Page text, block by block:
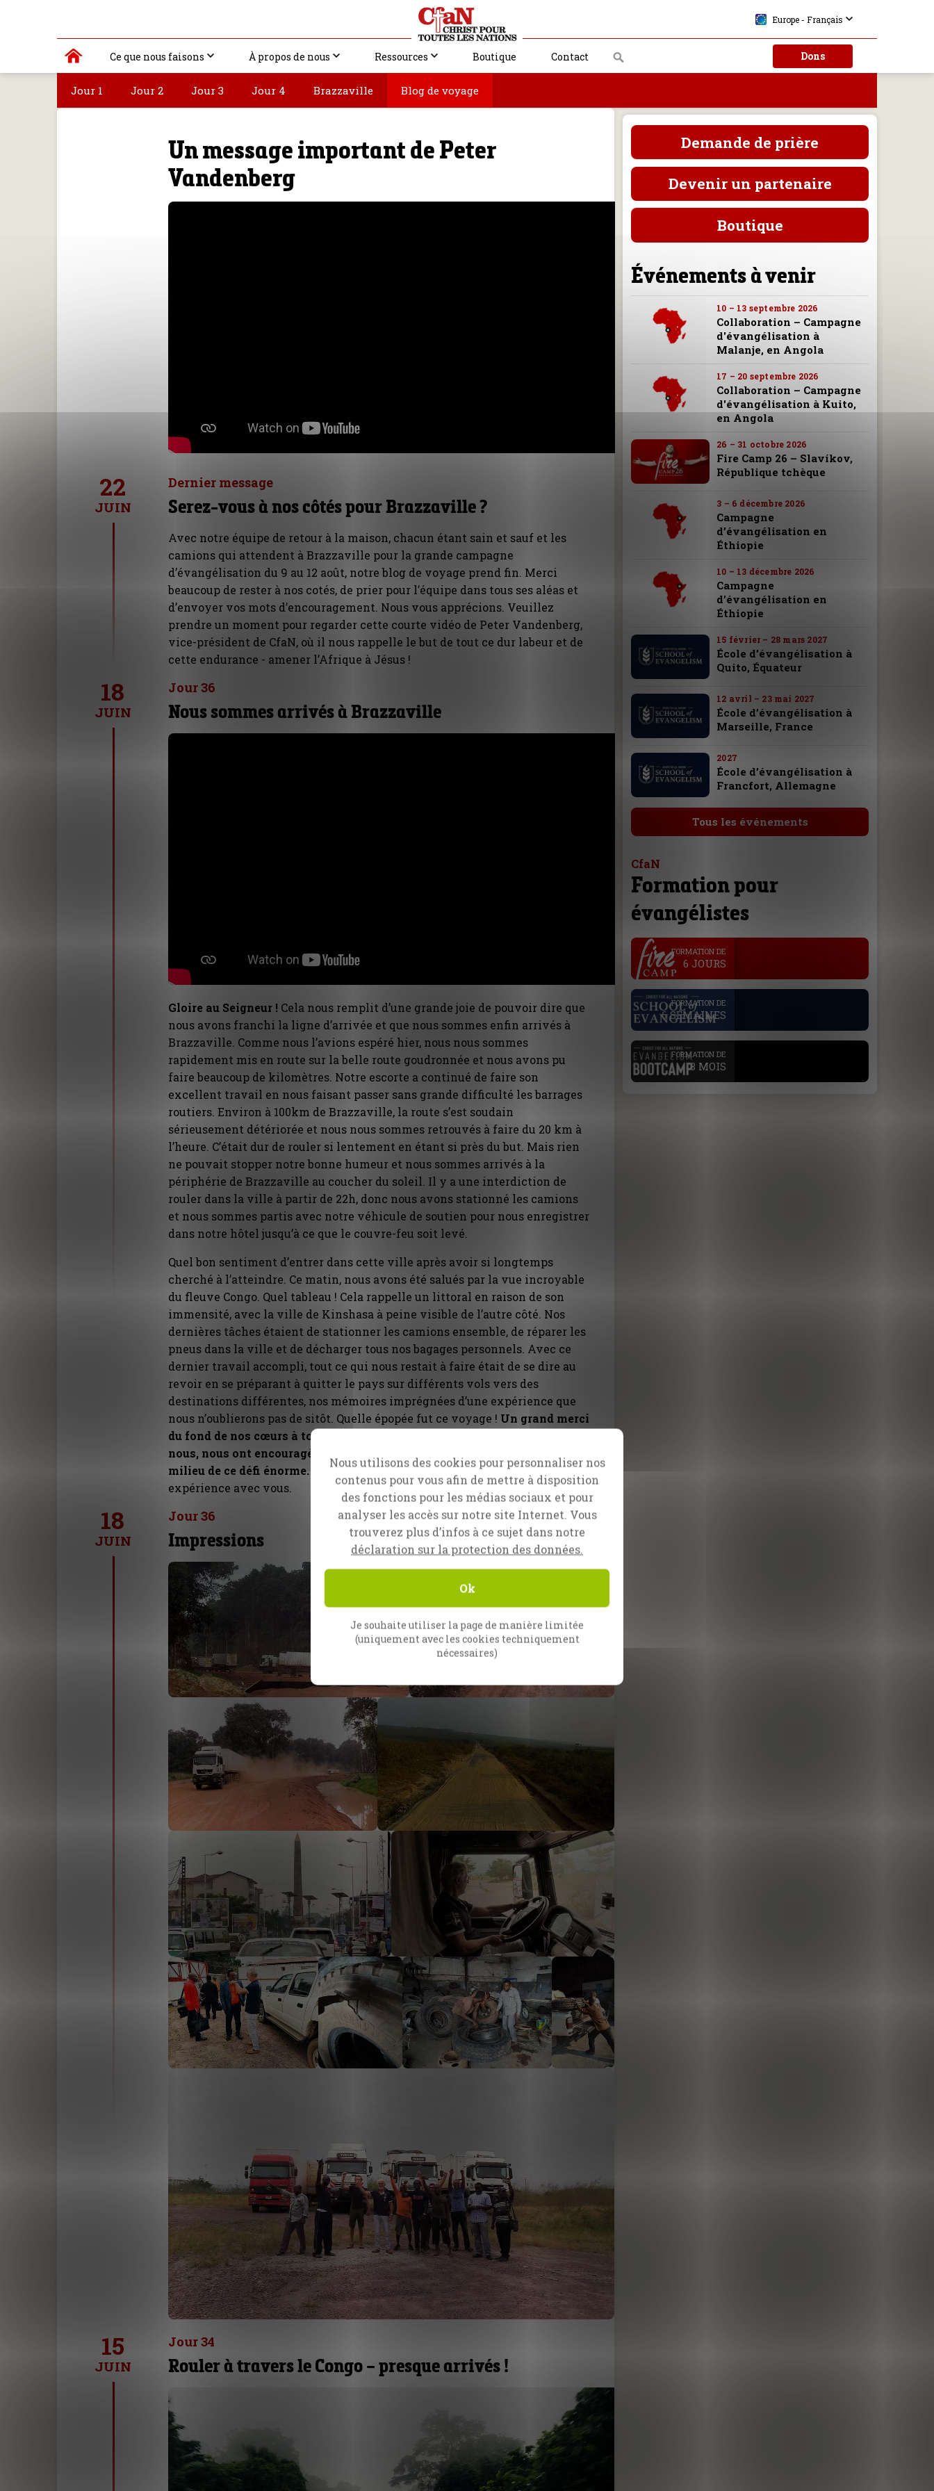
Ce que nous faisons À propos de nous Ressources Boutique Contact Dons
Europe - Français
Jour 1 Jour 2 Jour 3 Jour 4 Brazzaville Blog de voyage
Un message important de Peter
Vandenberg
22
JUIN
Dernier message
Serez-vous à nos côtés pour Brazzaville ?
Avec notre équipe de retour à la maison, chacun étant sain et sauf et les
camions qui attendent à Brazzaville pour la grande campagne
d’évangélisation du 9 au 12 août, notre blog de voyage prend fin. Merci
beaucoup de rester à nos cotés, de prier pour l’équipe dans tous ses aléas et
d’envoyer vos mots d’encouragement. Nous vous apprécions. Veuillez
prendre un moment pour regarder cette courte vidéo de Peter Vandenberg,
vice-président de CfaN, où il nous rappelle le but de tout ce dur labeur et de
cette endurance - amener l’Afrique à Jésus !
18
JUIN
Jour 36
Nous sommes arrivés à Brazzaville
Gloire au Seigneur ! Cela nous remplit d’une grande joie de pouvoir dire que
nous avons franchi la ligne d’arrivée et que nous sommes enfin arrivés à
Brazzaville. Comme nous l’avions espéré hier, nous nous sommes
rapidement mis en route sur la belle route goudronnée et nous avons pu
faire beaucoup de kilomètres. Notre escorte a continué de faire son
excellent travail en nous faisant passer sans grande difficulté les barrages
routiers. Environ à 100km de Brazzaville, la route s’est soudain
sérieusement détériorée et nous nous sommes retrouvés à faire du 20 km à
l’heure. C’était dur de rouler si lentement en étant si près du but. Mais rien
ne pouvait stopper notre bonne humeur et nous sommes arrivés à la
périphérie de Brazzaville au coucher du soleil. Il y a une interdiction de
rouler dans la ville à partir de 22h, donc nous avons stationné les camions
et nous sommes partis avec notre véhicule de soutien pour nous enregistrer
dans notre hôtel jusqu’à ce que le couvre-feu soit levé.
Quel bon sentiment d’entrer dans cette ville après avoir si longtemps
cherché à l’atteindre. Ce matin, nous avons été salués par la vue incroyable
du fleuve Congo. Quel tableau ! Cela rappelle un littoral en raison de son
immensité, avec la ville de Kinshasa à peine visible de l’autre côté. Nos
dernières tâches étaient de stationner les camions ensemble, de réparer les
pneus dans la ville et de décharger tous nos bagages personnels. Avec ce
dernier travail accompli, tout ce qui nous restait à faire était de se dire au
revoir en se préparant à quitter le pays sur différents vols vers des
destinations différentes, nos mémoires imprégnées d’une expérience que
nous n’oublierons pas de sitôt. Quelle épopée fut ce voyage ! Un grand merci
du fond de nos cœurs à tous nos partenaires précieux qui ont prié pour
nous, nous ont encouragés et nous ont donné la force de continuer au
milieu de ce défi énorme. Cela a été un privilège de partager cette
expérience avec vous.
18
JUIN
Jour 36
Impressions
15
JUIN
Jour 34
Rouler à travers le Congo – presque arrivés !
Demande de prière
Devenir un partenaire
Boutique
Événements à venir
10 – 13 septembre 2026
Collaboration – Campagne
d'évangélisation à
Malanje, en Angola
17 – 20 septembre 2026
Collaboration – Campagne
d'évangélisation à Kuito,
en Angola
26 – 31 octobre 2026
Fire Camp 26 – Slavíkov,
République tchèque
3 – 6 décembre 2026
Campagne
d’évangélisation en
Éthiopie
10 – 13 décembre 2026
Campagne
d’évangélisation en
Éthiopie
15 février – 28 mars 2027
École d’évangélisation à
Quito, Équateur
12 avril – 23 mai 2027
École d’évangélisation à
Marseille, France
2027
École d’évangélisation à
Francfort, Allemagne
Tous les événements
CfaN
Formation pour
évangélistes
FORMATION DE
6 JOURS
FORMATION DE
6 SEMAINES
FORMATION DE
3 MOIS
Nous utilisons des cookies pour personnaliser nos
contenus pour vous afin de mettre à disposition
des fonctions pour les médias sociaux et pour
analyser les accès sur notre site Internet. Vous
trouverez plus d’infos à ce sujet dans notre
déclaration sur la protection des données.
Ok
Je souhaite utiliser la page de manière limitée
(uniquement avec les cookies techniquement
nécessaires)